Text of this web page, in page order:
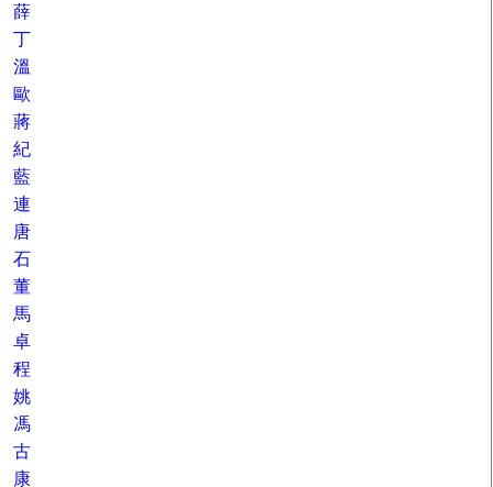
薛
丁
溫
歐
蔣
紀
藍
連
唐
石
董
馬
卓
程
姚
馮
古
康